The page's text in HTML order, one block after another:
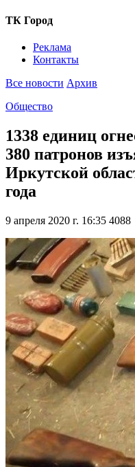
ТК Город
Реклама
Контакты
Все новости Архив
Общество
1338 единиц
380 патронов
Иркутской
года
9 апреля 2020 г. 16:35 4088